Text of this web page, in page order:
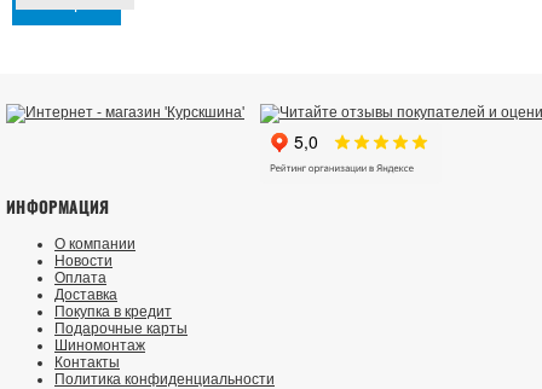
ИНФОРМАЦИЯ
О компании
Новости
Оплата
Доставка
Покупка в кредит
Подарочные карты
Шиномонтаж
Контакты
Политика конфиденциальности